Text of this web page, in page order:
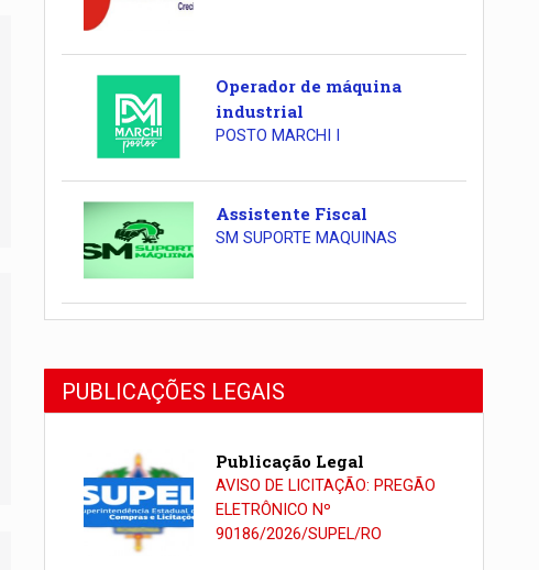
Operador de máquina
industrial
POSTO MARCHI I
Assistente Fiscal
SM SUPORTE MAQUINAS
PUBLICAÇÕES LEGAIS
Publicação Legal
AVISO DE LICITAÇÃO: PREGÃO
ELETRÔNICO Nº
90186/2026/SUPEL/RO